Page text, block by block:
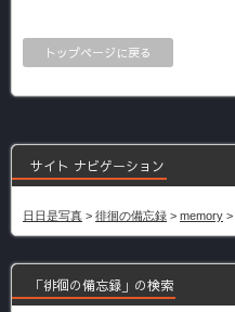
トップページに戻る
サイト ナビゲーション
日日是写真 > 徘徊の備忘録 > memory >
「徘徊の備忘録」の検索